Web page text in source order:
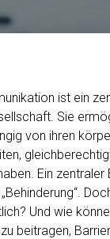
ist ein
Sie
von ihren
Ein zentraler
Und wie
beitragen,